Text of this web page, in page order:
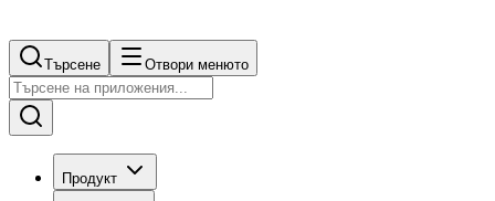
Търсене Отвори менюто
Продукт